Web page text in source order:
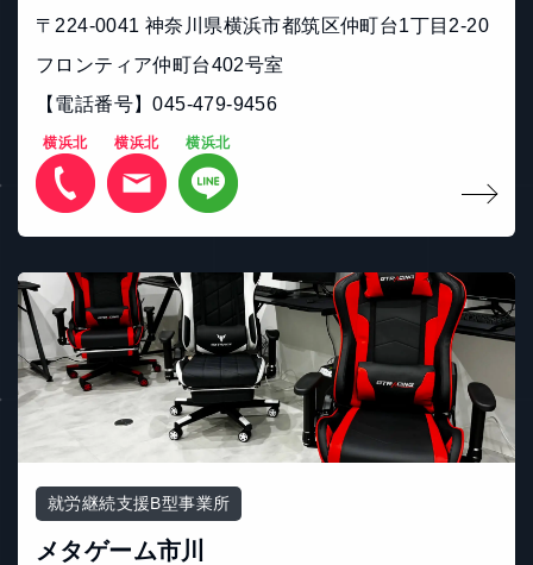
〒224-0041 神奈川県横浜市都筑区仲町台1丁目2-20
フロンティア仲町台402号室
【電話番号】045-479-9456
横浜北 横浜北 横浜北
就労継続支援B型事業所
メタゲーム市川